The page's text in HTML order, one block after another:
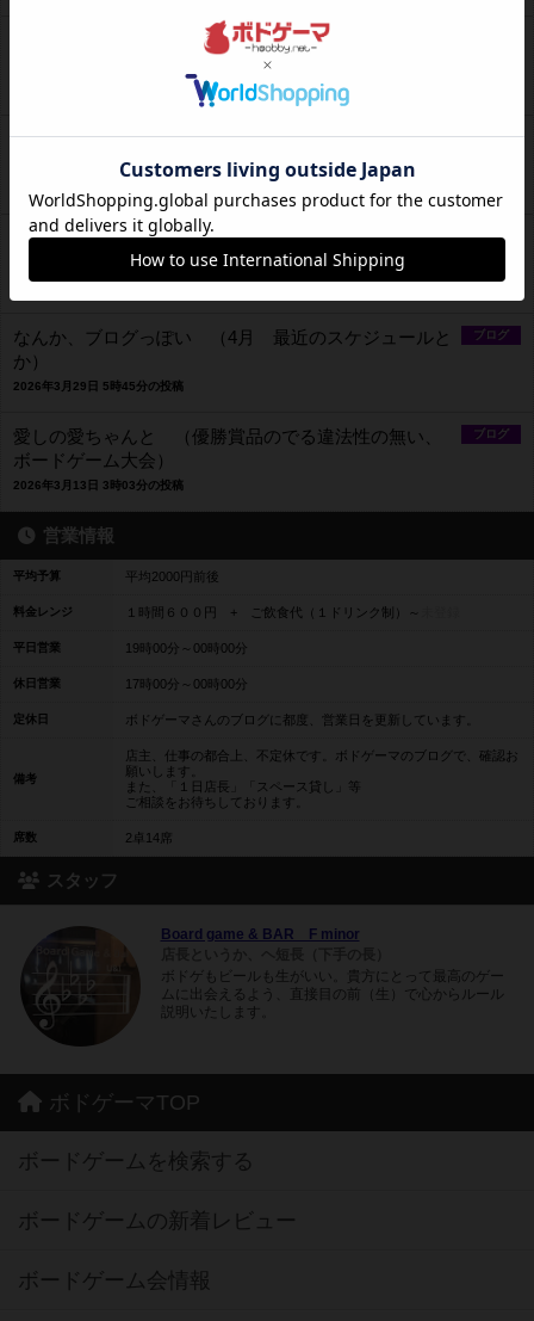
ー修正版ー 井の中の豚、大海を知らず（最近のスケ
ブログ
まるで、〇〇チへの誘惑の様な作品紹介 （謝罪含
ブログ
まるで、〇〇チの勧誘の様な作品紹介 （当店は〇〇
ウェイとは無関係でございます）
ブログ
なんか、ブログっぽい （4月 最近のスケジュールと
か）
2026年3月29日 5時45分の投稿
ブログ
愛しの愛ちゃんと （優勝賞品のでる違法性の無い、
ボードゲーム大会）
2026年3月13日 3時03分の投稿
営業情報
平均予算 平均2000円前後
料金レンジ １時間６００円 + ご飲食代（１ドリンク制）～
平日営業 19時00分～00時00分
休日営業 17時00分～00時00分
定休日 ボドゲーマさんのブログに都度、営業日を更新しています。
備考
店主、仕事の都合上、不定休です。ボドゲーマのブログで、確認お
願いします。
また、「１日店長」「スペース貸し」等
ご相談をお待ちしております。
席数 2卓14席
スタッフ
Board game & BAR F minor
ボドゲもビールも生がいい。貴方にとって最高のゲー
ムに出会えるよう、直接目の前（生）で心からルール
説明いたします。
ボドゲーマTOP
ボードゲームを検索する
ボードゲームの新着レビュー
ボードゲーム会情報